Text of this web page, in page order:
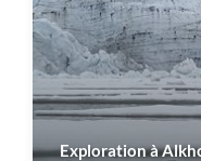
mais n’est-ce pas
pour une dernière fois
Exploration à